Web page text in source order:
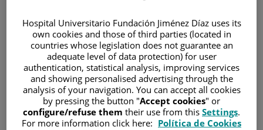
• El Hospital Universitario Fundación Jiménez Díaz se
convierte en el primer centro sanitario de Madrid y el
segundo del mundo en adoptar la biopsia líquida
ultrasensible desarrollada como fruto de la alianza entre
Merck Serono y Sysmex Inostics, y basada en el análisis
de mutaciones en el ADN tumoral de la sangre
19 de junio de 2015
Hospital Universitario Fundación Jiménez Díaz uses its
own cookies and those of third parties (located in
countries whose legislation does not guarantee an
adequate level of data protection) for user
authentication, statistical analysis, improving services
and showing personalised advertising through the
analysis of your navigation. You can accept all cookies
by pressing the button "Accept cookies" or
configure/refuse them their use from this Settings.
For more information click here: Política de Cookies